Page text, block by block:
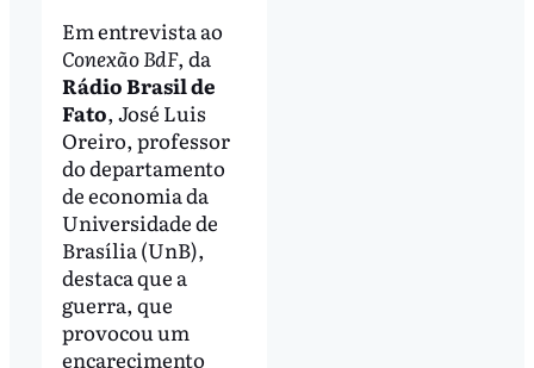
Em entrevista ao
Conexão BdF, da
Rádio Brasil de
Fato, José Luis
Oreiro, professor
do departamento
de economia da
Universidade de
Brasília (UnB),
destaca que a
guerra, que
provocou um
encarecimento